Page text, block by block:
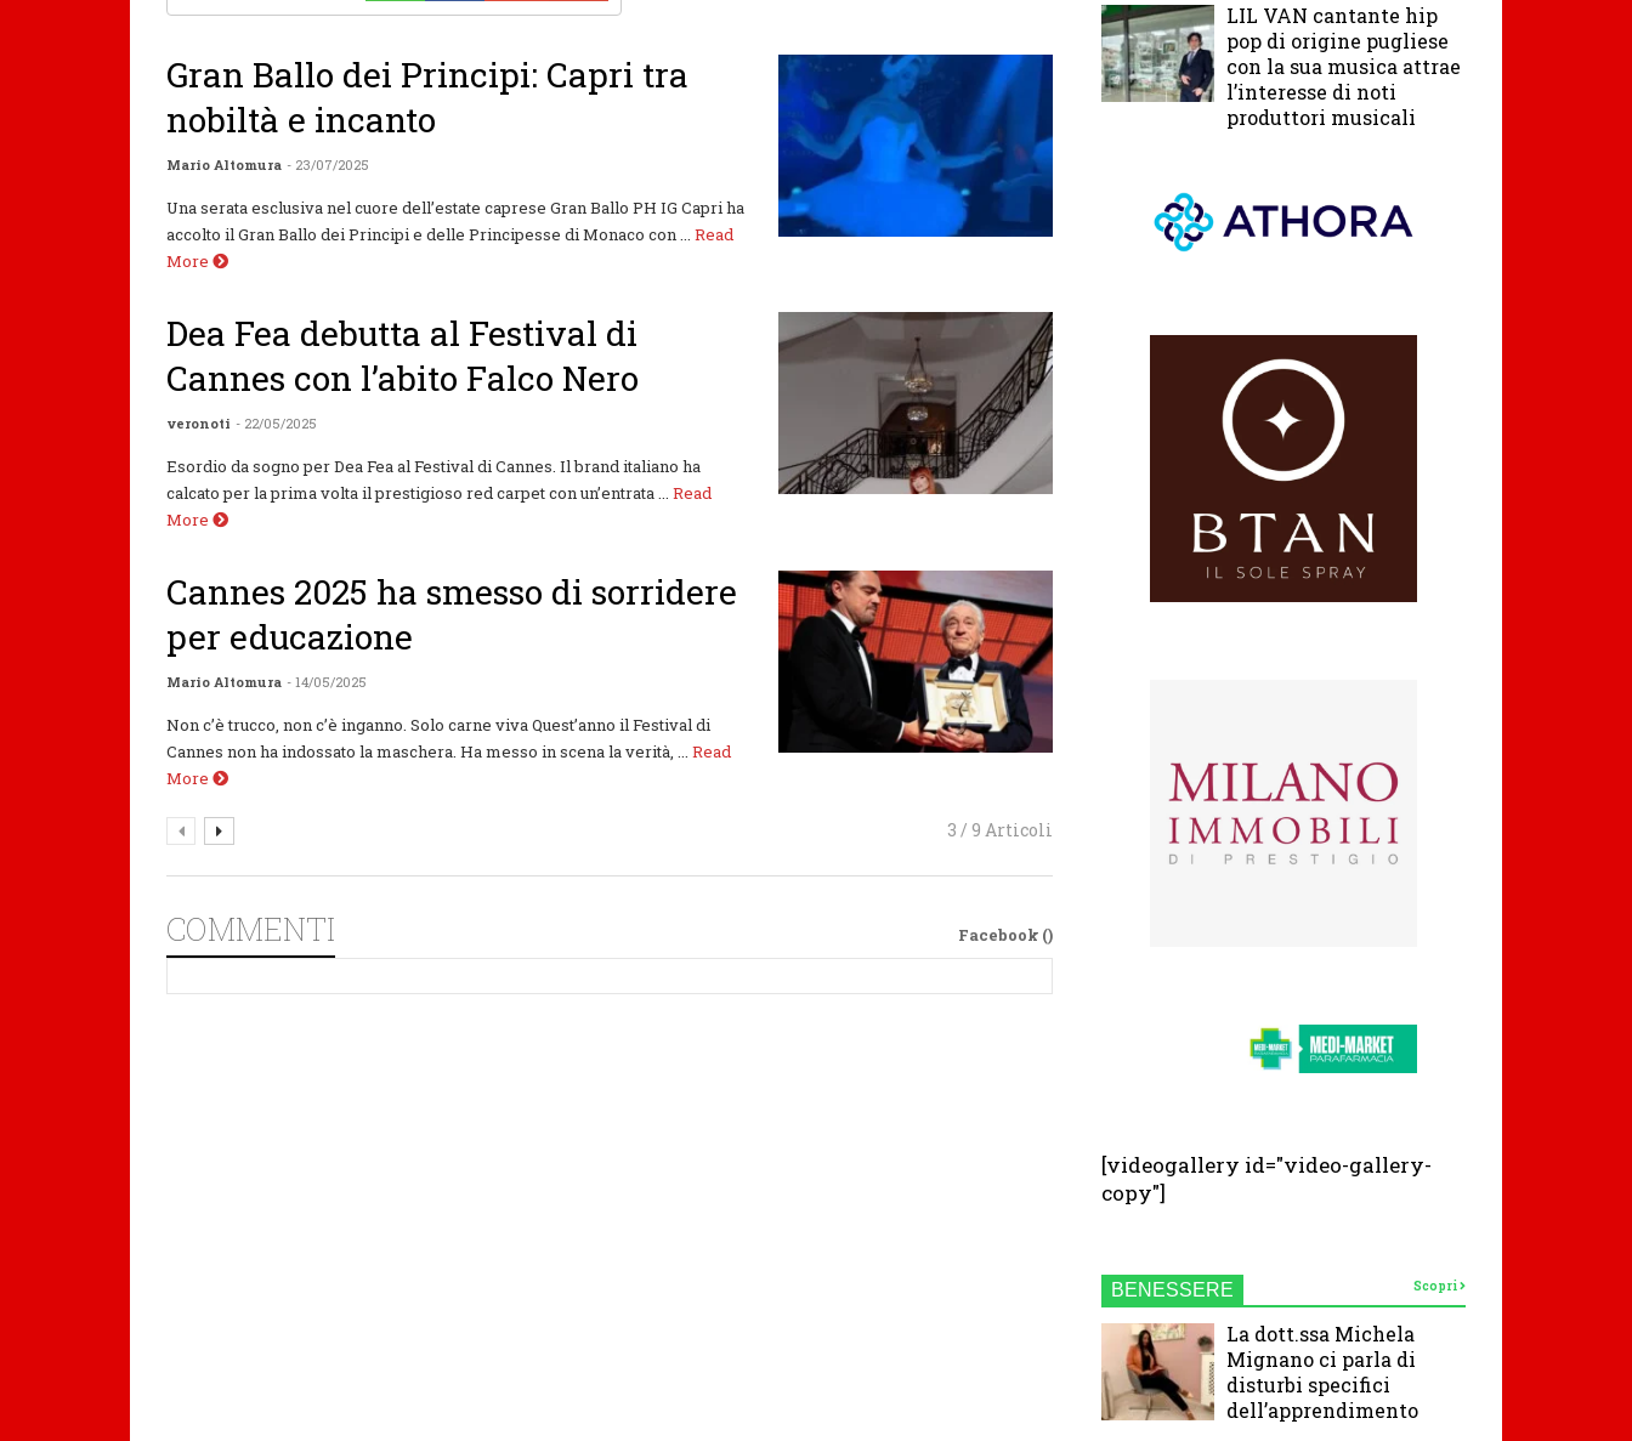
Gran Ballo dei Principi: Capri tra
nobiltà e incanto
Mario Altomura - 23/07/2025
Una serata esclusiva nel cuore dell’estate caprese Gran Ballo PH IG Capri ha
accolto il Gran Ballo dei Principi e delle Principesse di Monaco con ... Read
More
Dea Fea debutta al Festival di
Cannes con l’abito Falco Nero
veronoti - 22/05/2025
Esordio da sogno per Dea Fea al Festival di Cannes. Il brand italiano ha
calcato per la prima volta il prestigioso red carpet con un’entrata ... Read
More
Cannes 2025 ha smesso di sorridere
per educazione
Mario Altomura - 14/05/2025
Non c’è trucco, non c’è inganno. Solo carne viva Quest’anno il Festival di
Cannes non ha indossato la maschera. Ha messo in scena la verità, ...
Read
More
3 / 9 Articoli
COMMENTI Facebook ()
LIL VAN cantante hip
pop di origine pugliese
con la sua musica attrae
l’interesse di noti
produttori musicali
[videogallery id="video-gallery-
copy"]
BENESSERE Scopri
La dott.ssa Michela
Mignano ci parla di
disturbi specifici
dell’apprendimento